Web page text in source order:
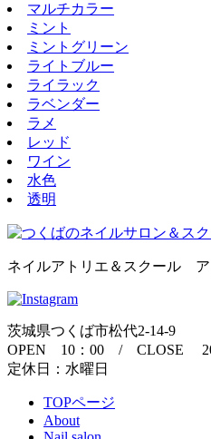
マルチカラー
ミント
ミントグリーン
ライトブルー
ライラック
ラベンダー
ラメ
レッド
ワイン
水色
透明
ネイルアトリエ＆スクール ア
茨城県つくば市松代2-14-9
OPEN 10：00 / CLOSE
定休日：水曜日
TOPページ
About